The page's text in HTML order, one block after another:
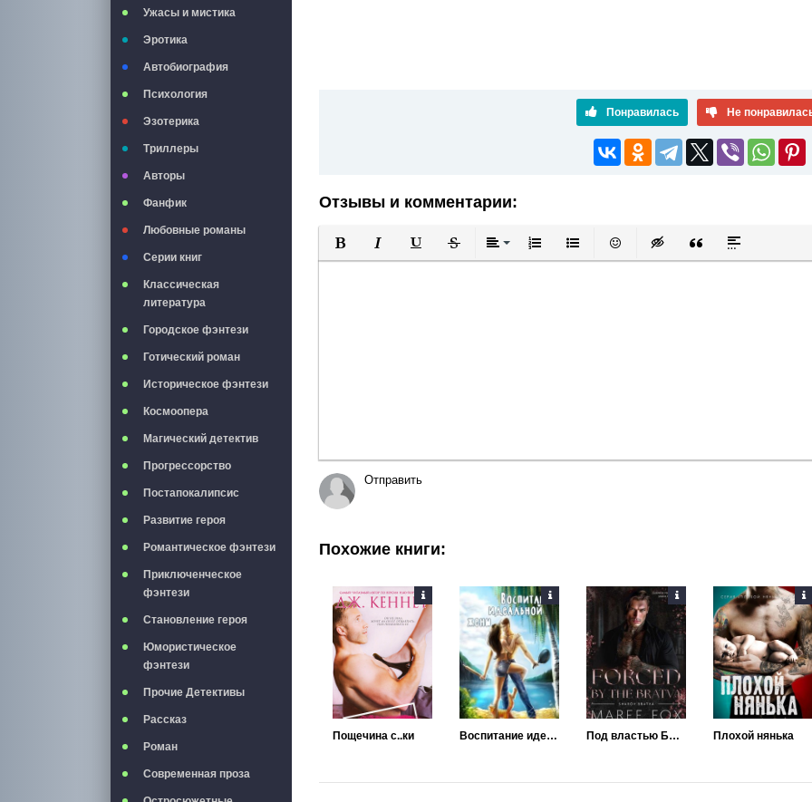
Ужасы и мистика
Эротика
Автобиография
Психология
Эзотерика
Триллеры
Авторы
Фанфик
Любовные романы
Серии книг
Классическая
литература
Городское фэнтези
Готический роман
Историческое фэнтези
Космоопера
Магический детектив
Прогрессорство
Постапокалипсис
Развитие героя
Романтическое фэнтези
Приключенческое
фэнтези
Становление героя
Юмористическое
фэнтези
Прочие Детективы
Рассказ
Роман
Современная проза
Понравилась Не
Отзывы и комментарии:
Полужирный
КурсивПодчеркнутый
ЗачеркнутыйВыравнивание
Нумерованный список
Маркированный список
Вставить смайлик
Вставка скрытого текста
Вставка цитаты
Вставка
Отправить
Похожие книги:
Пощечина с..ки Воспитание идеальной жены Под властью Братвы Плохой нянька